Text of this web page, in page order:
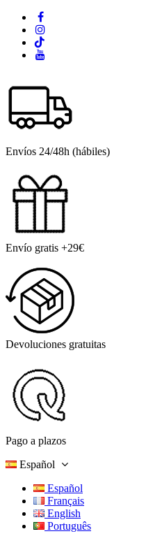
Envíos 24/48h (hábiles)
Envío gratis +29€
Devoluciones gratuitas
Pago a plazos
Español
Español
Français
English
Português